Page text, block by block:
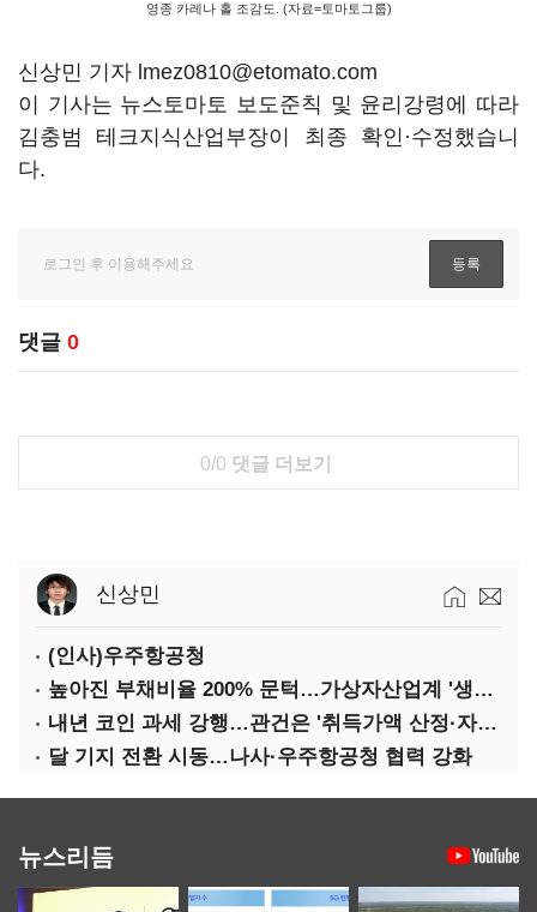
영종 카레나 홀 조감도. (자료=토마토그룹)
신상민 기자 lmez0810@etomato.com
이 기사는 뉴스토마토 보도준칙 및 윤리강령에 따라
김충범 테크지식산업부장이 최종 확인·수정했습니
다.
댓글 0
0/0 댓글 더보기
신상민
(인사)우주항공청
높아진 부채비율 200% 문턱…가상자산업계 '생존 시험대'
내년 코인 과세 강행…관건은 '취득가액 산정·자산 이동'
달 기지 전환 시동…나사·우주항공청 협력 강화
뉴스리듬